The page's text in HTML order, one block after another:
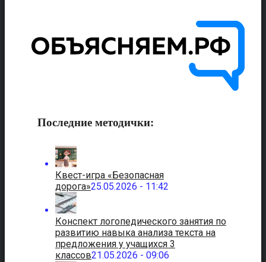
Последние методички:
Квест-игра «Безопасная
дорога»25.05.2026 - 11:42
Конспект логопедического занятия по
развитию навыка анализа текста на
предложения у учащихся 3
классов21.05.2026 - 09:06